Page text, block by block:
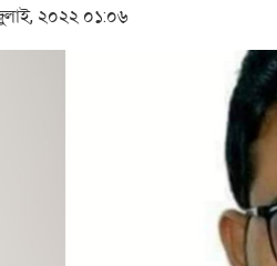
২০২২ ০১:০৬